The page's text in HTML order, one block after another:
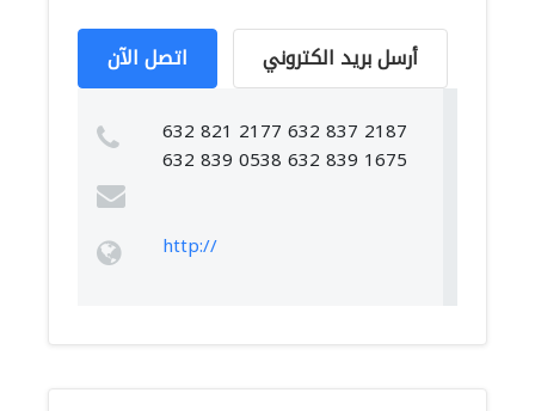
اتصل الآن أرسل بريد الكتروني
632 821 2177 632 837 2187
632 839 0538 632 839 1675
http://